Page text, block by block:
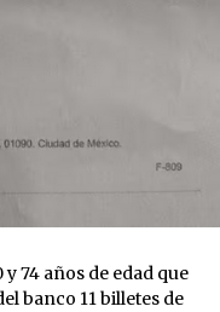
74 años de edad que
banco 11 billetes de